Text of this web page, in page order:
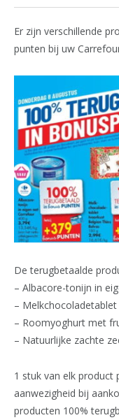
Er zijn verschillende
punten bij uw
De terugbetaalde
– Albacore-tonijn in
–
– Roomyoghurt met
– Natuurlijke zachte
1 stuk van elk product
aanwezigheid bij
producten 100%